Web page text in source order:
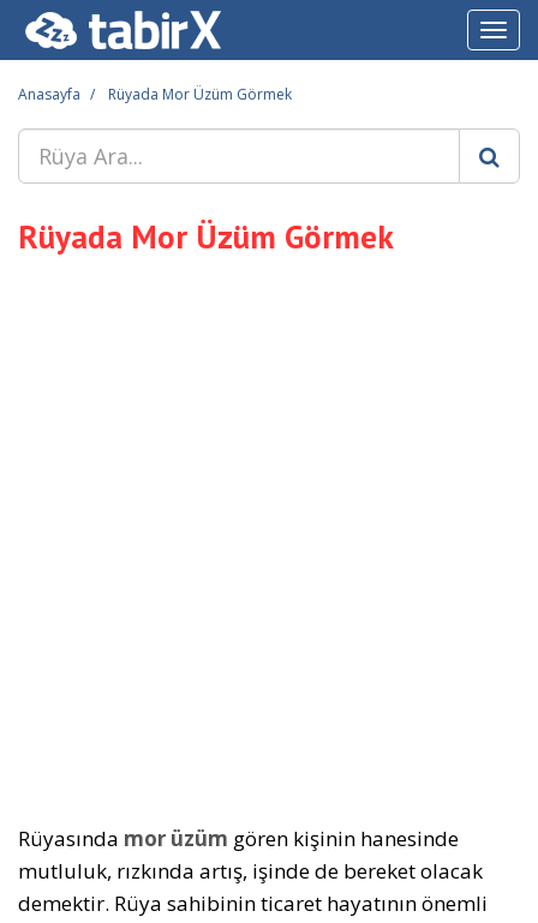
Anasayfa Rüyada Mor Üzüm Görmek
Rüyada Mor Üzüm Görmek
Rüyasında mor üzüm gören kişinin hanesinde
mutluluk, rızkında artış, işinde de bereket olacak
demektir. Rüya sahibinin ticaret hayatının önemli